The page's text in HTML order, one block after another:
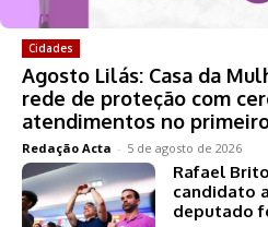
Cidades
Agosto Lilás: Casa da
rede de proteção com
atendimentos no
Redação Acta - 5 de agosto de 2026
Rafael
candidato
deputado